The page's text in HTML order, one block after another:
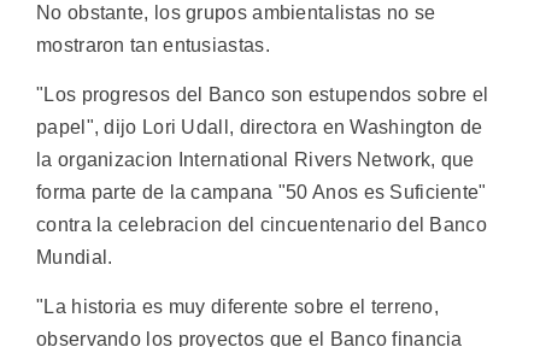
No obstante, los grupos ambientalistas no se
mostraron tan entusiastas.
"Los progresos del Banco son estupendos sobre el
papel", dijo Lori Udall, directora en Washington de
la organizacion International Rivers Network, que
forma parte de la campana "50 Anos es Suficiente"
contra la celebracion del cincuentenario del Banco
Mundial.
"La historia es muy diferente sobre el terreno,
observando los proyectos que el Banco financia